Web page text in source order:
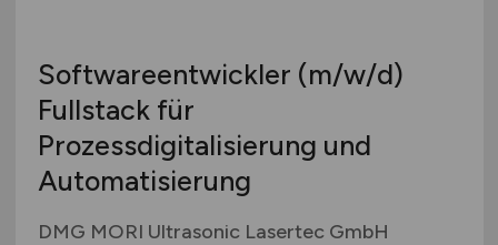
Softwareentwickler (m/w/d)
Fullstack für
Prozessdigitalisierung und
Automatisierung
DMG MORI Ultrasonic Lasertec GmbH